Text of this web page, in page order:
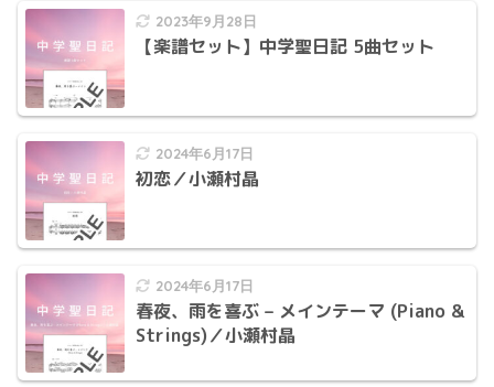
2023年9月28日
【楽譜セット】中学聖日記 5曲セット
2024年6月17日
初恋／小瀬村晶
2024年6月17日
春夜、雨を喜ぶ – メインテーマ (Piano &
Strings)／小瀬村晶